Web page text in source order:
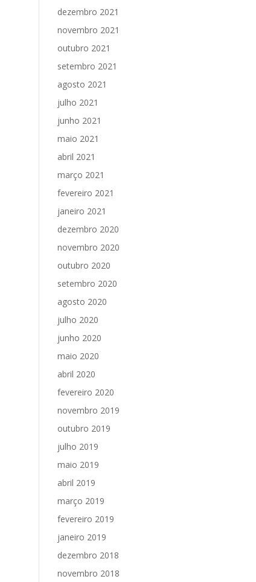
dezembro 2021
novembro 2021
outubro 2021
setembro 2021
agosto 2021
julho 2021
junho 2021
maio 2021
abril 2021
março 2021
fevereiro 2021
janeiro 2021
dezembro 2020
novembro 2020
outubro 2020
setembro 2020
agosto 2020
julho 2020
junho 2020
maio 2020
abril 2020
fevereiro 2020
novembro 2019
outubro 2019
julho 2019
maio 2019
abril 2019
março 2019
fevereiro 2019
janeiro 2019
dezembro 2018
novembro 2018